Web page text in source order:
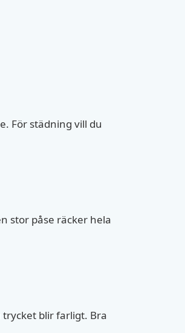
För städning vill du
stor påse räcker hela
trycket blir farligt. Bra